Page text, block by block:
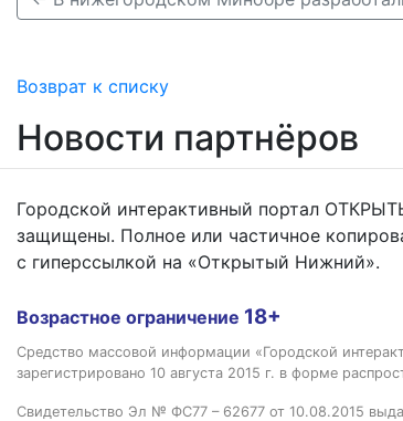
Возврат к списку
Новости партнёров
Городской интерактивный портал
защищены. Полное или частичное
с гиперссылкой на «Открытый Нижний».
Возрастное ограничение 18+
Средство массовой информации «Городской
зарегистрировано 10 августа 2015 г. в форме
Свидетельство Эл № ФС77 – 62677 от 10.08.2015